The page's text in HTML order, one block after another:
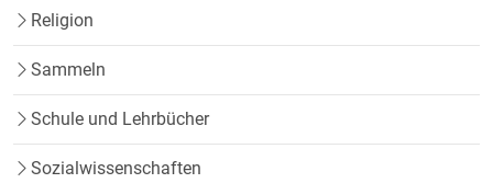
Religion
Sammeln
Schule und Lehrbücher
Sozialwissenschaften